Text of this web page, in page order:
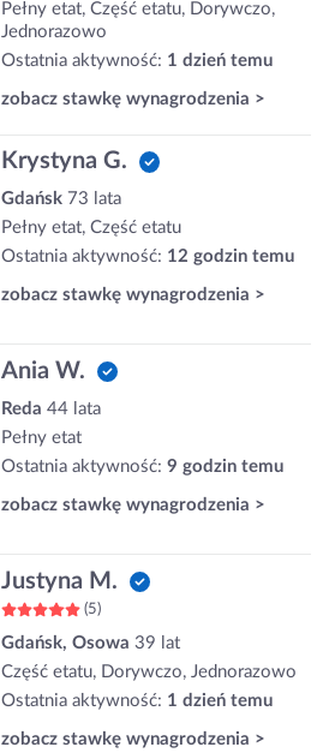
Pełny etat, Część etatu, Dorywczo,
Jednorazowo
Ostatnia aktywność: 1 dzień temu
zobacz stawkę wynagrodzenia >
Krystyna G.
Gdańsk 73 lata
Pełny etat, Część etatu
Ostatnia aktywność: 12 godzin temu
zobacz stawkę wynagrodzenia >
Ania W.
Reda 44 lata
Pełny etat
Ostatnia aktywność: 9 godzin temu
zobacz stawkę wynagrodzenia >
Justyna M.
(5)
Gdańsk, Osowa 39 lat
Część etatu, Dorywczo, Jednorazowo
Ostatnia aktywność: 1 dzień temu
zobacz stawkę wynagrodzenia >